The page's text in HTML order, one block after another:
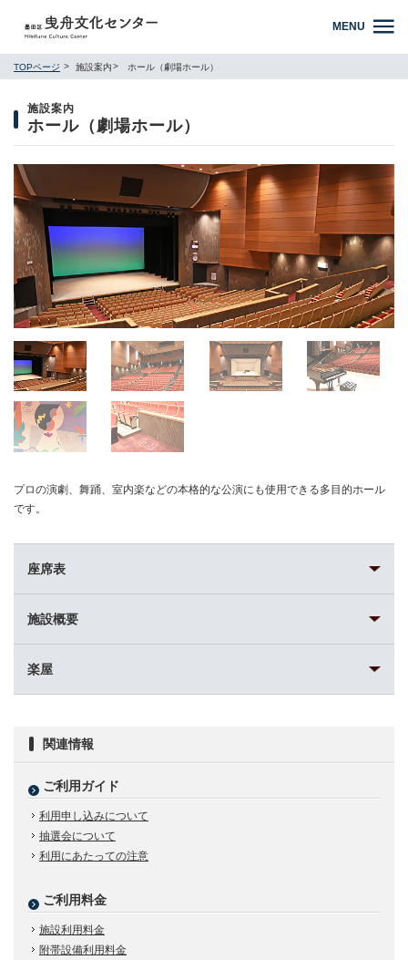
MENU
TOPページ 施設案内 ホール（劇場ホール）
施設案内
ホール（劇場ホール）
プロの演劇、舞踊、室内楽などの本格的な公演にも使用できる多目的ホール
です。
座席表
施設概要
楽屋
関連情報
ご利用ガイド
利用申し込みについて
抽選会について
利用にあたっての注意
ご利用料金
施設利用料金
附帯設備利用料金